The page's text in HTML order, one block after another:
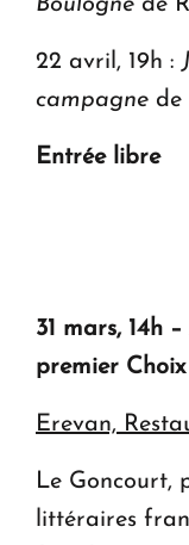
Boulogne de
22 avril, 19h :
campagne de
Entrée libre
31 mars, 14h
premier
Erevan,
Le Goncourt,
littéraires